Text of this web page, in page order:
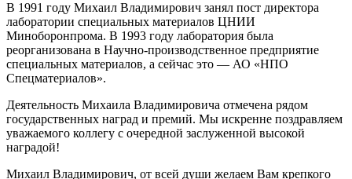
В 1991 году Михаил Владимирович занял пост директора
лаборатории специальных материалов ЦНИИ
Миноборонпрома. В 1993 году лаборатория была
реорганизована в Научно-производственное предприятие
специальных материалов, а сейчас это — АО «НПО
Спецматериалов».
Деятельность Михаила Владимировича отмечена рядом
государственных наград и премий. Мы искренне поздравляем
уважаемого коллегу с очередной заслуженной высокой
наградой!
Михаил Владимирович, от всей души желаем Вам крепкого